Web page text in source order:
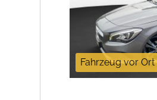
Fahrzeug vor Ort